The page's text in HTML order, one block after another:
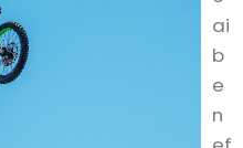
ai
b
e
n